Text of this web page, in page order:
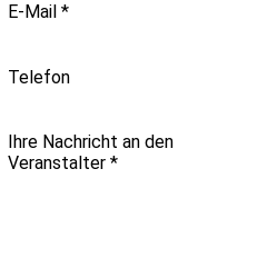
E-Mail *
Telefon
Ihre Nachricht an den
Veranstalter *